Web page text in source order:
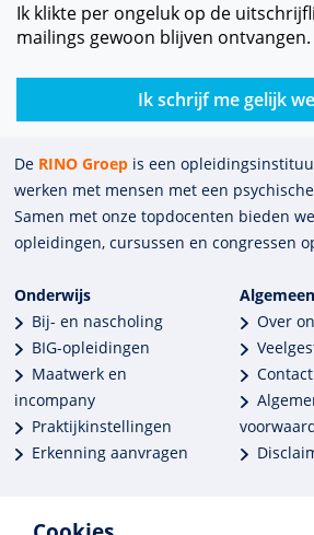
Ik klikte per ongeluk op de
mailings gewoon blijven ontvangen.
Ik schrijf me gelijk
De RINO Groep is een
werken met mensen met een
Samen met onze top­docenten bieden
opleidingen, cursussen en congres­sen
Onderwijs
Bij- en nascholing
BIG-opleidingen
Maatwerk en
incompany
Praktijkinstellingen
Erkenning aanvragen
Algemeen
Over
Contact